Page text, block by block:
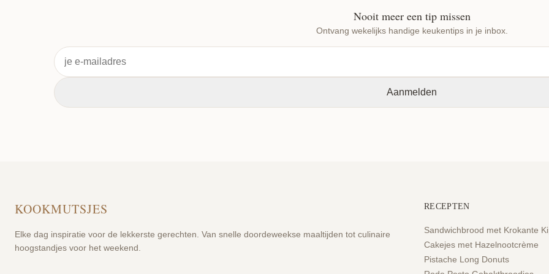
Nooit meer een tip missen
Ontvang wekelijks handige keukentips in je inbox.
KOOKMUTSJES
Elke dag inspiratie voor de lekkerste gerechten. Van snelle doordeweekse maaltijden tot culinaire
hoogstandjes voor het weekend.
RECEPTEN
Sandwichbrood met Krokante
Cakejes met Hazelnootcrème
Pistache Long Donuts